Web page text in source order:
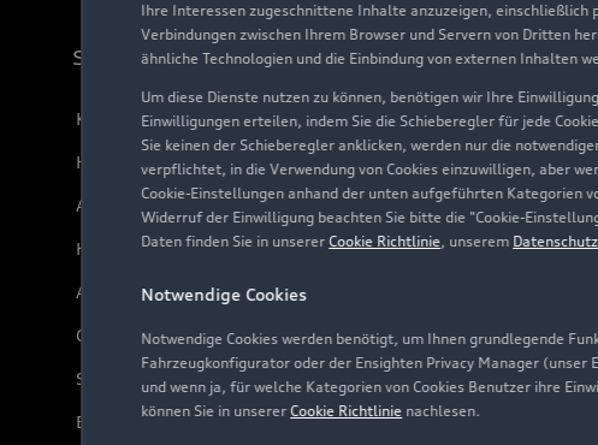
Ihre Interessen zugeschnittene Inhalte anzuzeigen,
Verbindungen zwischen Ihrem Browser und Servern von Dritten
ähnliche Technologien und die Einbindung von externen Inhalten
Um diese Dienste nutzen zu können, benötigen wir Ihre
Einwilligungen erteilen, indem Sie die Schieberegler für jede
Sie keinen der Schieberegler anklicken, werden nur die
verpflichtet, in die Verwendung von Cookies einzuwilligen, aber
Cookie-Einstellungen anhand der unten aufgeführten Kategorien
Widerruf der Einwilligung beachten Sie bitte die "Cookie-
Daten finden Sie in unsererCookie Richtlinie, unserem
Notwendige Cookies
Notwendige Cookies werden benötigt, um Ihnen grundlegende
Fahrzeugkonfigurator oder der Ensighten Privacy Manager
und wenn ja, für welche Kategorien von Cookies Benutzer ihre
können Sie in unsererCookie Richtlinie nachlesen.
Support
Kundenservice
Händlersuche
Audi Code
Häufige Fragen (FAQ)
Audi Online Beratung
Online-Terminvereinbarung
Servicekontakt
Bordbuch & Bedienungsanleitungen